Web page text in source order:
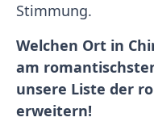
Stimmung.
Welchen Ort in
am
unsere Liste der
erweitern!